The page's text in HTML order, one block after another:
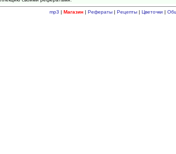
mp3 | Магазин| Рефераты| Рецепты| Цветочки |